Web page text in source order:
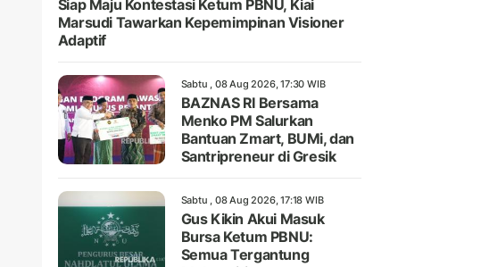
Siap Maju Kontestasi Ketum PBNU, Kiai
Marsudi Tawarkan Kepemimpinan Visioner
Adaptif
Sabtu , 08 Aug 2026, 17:30 WIB
BAZNAS RI Bersama
Menko PM Salurkan
Bantuan Zmart, BUMi, dan
Santripreneur di Gresik
Sabtu , 08 Aug 2026, 17:18 WIB
Gus Kikin Akui Masuk
Bursa Ketum PBNU:
Semua Tergantung